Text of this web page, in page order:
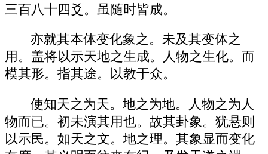
三百八十四爻。虽随时皆成。
亦就其本体变化象之。未及其变体之
用。盖将以示天地之生成。人物之生化。而
模其形。指其途。以教于众。
使知天之为天。地之为地。人物之为人
物而已。初未演其用也。故其卦象。犹悬则
以示民。如天之文。地之理。其象显而变化